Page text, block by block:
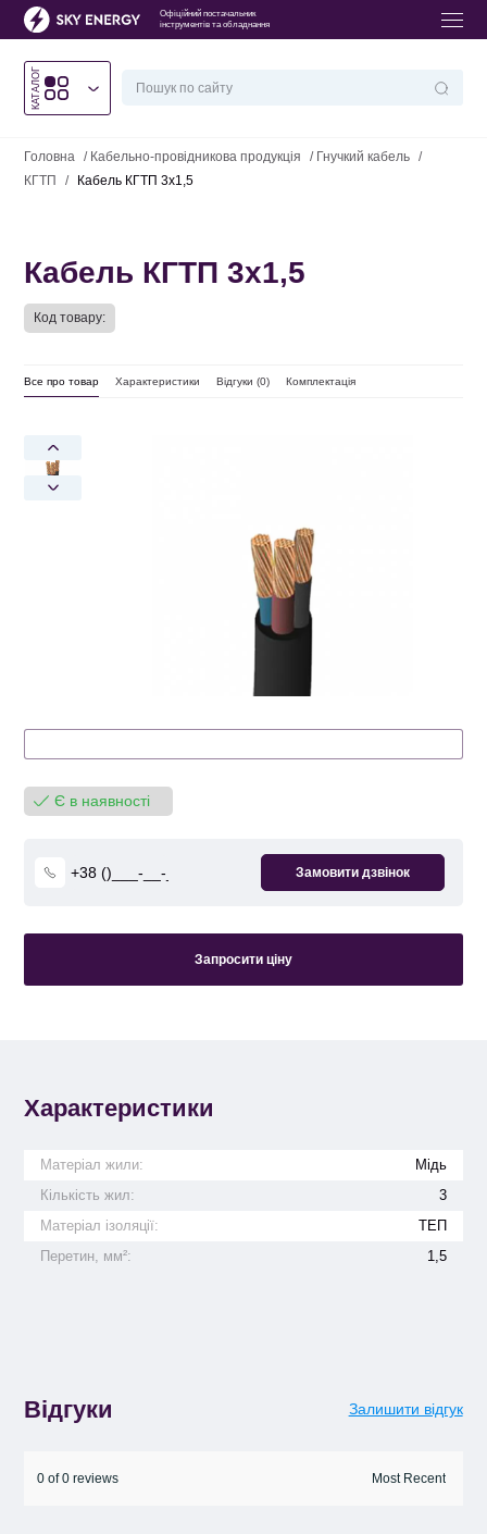
Офіційний постачальник
інструментів та обладнання
КАТАЛОГ
Головна / Кабельно-провідникова продукція / Гнучкий кабель /
КГТП
/ Кабель КГТП 3х1,5
Кабель КГТП 3х1,5
Код товару:
Все про товар Характеристики Відгуки (0) Комплектація
Є в наявності
Запросити ціну
Характеристики
Матеріал жили:
Мідь
Кількість жил:
3
Матеріал ізоляції:
ТЕП
Перетин, мм²:
1,5
Відгуки Залишити відгук
0 of 0 reviews